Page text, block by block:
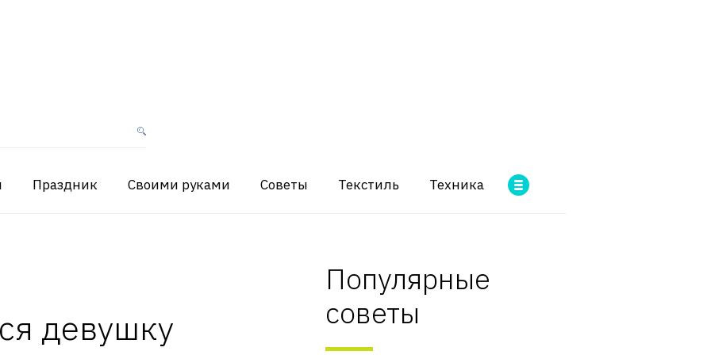
Праздник Своими руками Советы Текстиль Техника
девушку
Популярные
советы